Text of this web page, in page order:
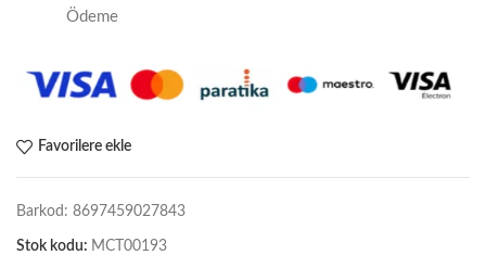
Ödeme
Favorilere ekle
Barkod: 8697459027843
Stok kodu: MCT00193